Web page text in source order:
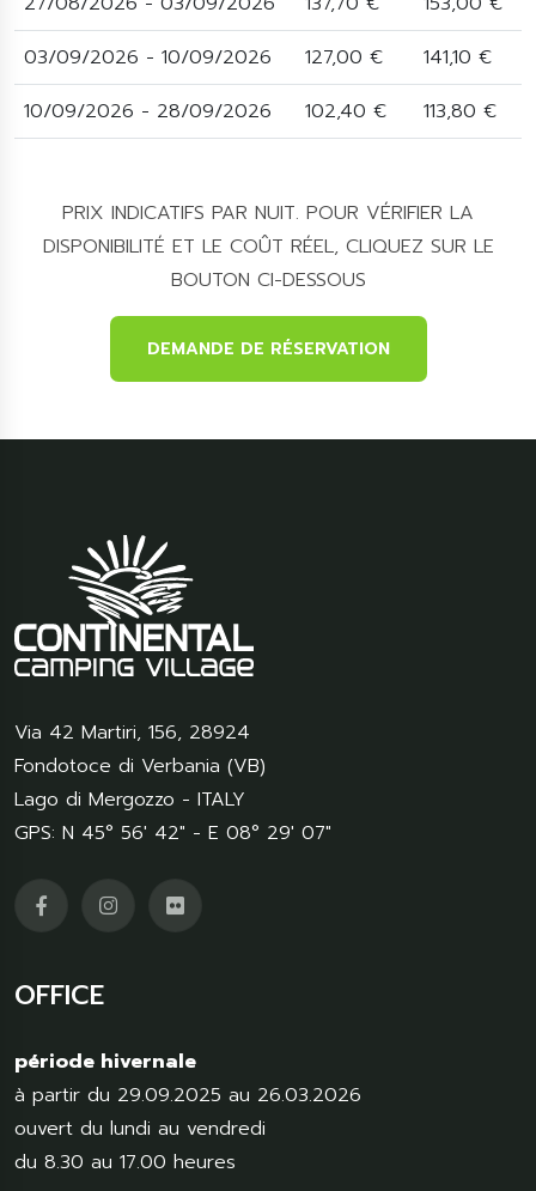
03/09/2026 - 10/09/2026
127,00 €
141,10 €
10/09/2026 - 28/09/2026
102,40 € 113,80 €
PRIX INDICATIFS PAR NUIT. POUR VÉRIFIER LA
DISPONIBILITÉ ET LE COÛT RÉEL, CLIQUEZ SUR LE
BOUTON CI-DESSOUS
DEMANDE DE RÉSERVATION
Via 42 Martiri, 156, 28924
Fondotoce di Verbania (VB)
Lago di Mergozzo - ITALY
GPS: N 45° 56' 42" - E 08° 29' 07"
OFFICE
période hivernale
à partir du 29.09.2025 au 26.03.2026
ouvert du lundi au vendredi
du 8.30 au 17.00 heures